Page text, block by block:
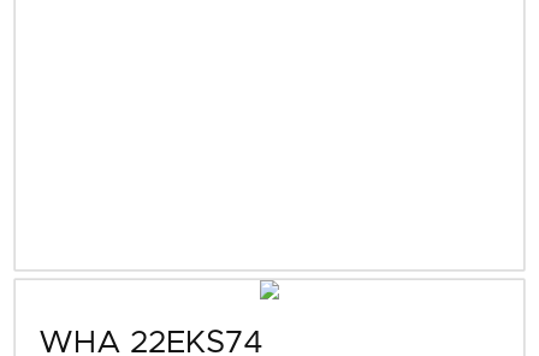
WHA 22EKS74